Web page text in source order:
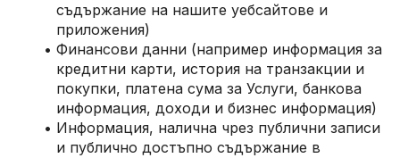
съдържание на нашите уебсайтове и
приложения)
Финансови данни (например информация за
кредитни карти, история на транзакции и
покупки, платена сума за Услуги, банкова
информация, доходи и бизнес информация)
Информация, налична чрез публични записи
и публично достъпно съдържание в